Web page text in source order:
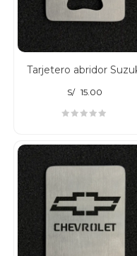
Tarjetero abridor
S/ 15.00